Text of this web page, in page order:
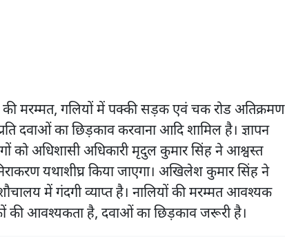
की मरम्मत, गलियों में पक्की सड़क एवं चक रोड अतिक्रमण
दवाओं का छिड़काव करवाना आदि शामिल है। ज्ञापन
को अधिशासी अधिकारी मृदुल कुमार सिंह ने आश्वस्त
यथाशीघ्र किया जाएगा। अखिलेश कुमार सिंह ने
में गंदगी व्याप्त है। नालियों की मरम्मत आवश्यक
की आवश्यकता है, दवाओं का छिड़काव जरूरी है।